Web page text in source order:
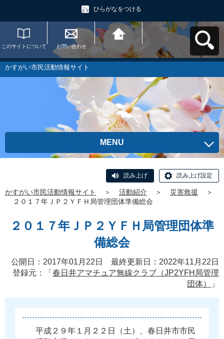
ひらがなをつける
このサイトについて お問い合わせ
かすがい市民活動情
報サイトへ戻る
かすがい市民活動情報サイト
MENU
読み上げ 読み上げ設定
かすがい市民活動情報サイト ＞ 活動紹介 ＞ 災害救援
＞
２０１７年ＪＰ２ＹＦＨ局管理団体準備総会
２０１７年ＪＰ２ＹＦＨ局管理団体準
備総会
公開日：2017年01月22日 最終更新日：2022年11月22日
登録元：「 春日井アマチュア無線クラブ（JP2YFH局管理
団体）
」
平成 ２ ９ 年 １ 月 ２ ２ 日 （土 ） 春 日 井市市民